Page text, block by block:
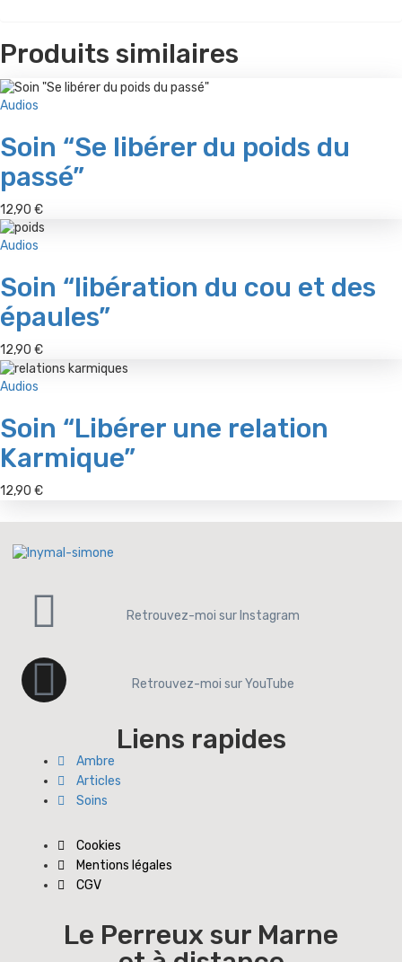
Produits similaires
Audios
Soin “Se libérer du poids du
passé”
12,90 €
Audios
Soin “libération du cou et des
épaules”
12,90 €
Audios
Soin “Libérer une relation
Karmique”
12,90 €
Retrouvez-moi sur Instagram
Retrouvez-moi sur YouTube
Liens rapides
Ambre
Articles
Soins
Cookies
Mentions légales
CGV
Le Perreux sur Marne